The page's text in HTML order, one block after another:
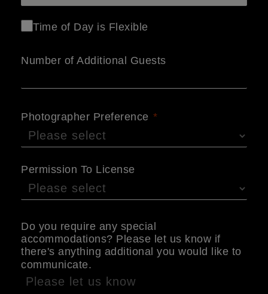
Time of Day is Flexible
Number of Additional Guests
Photographer Preference
Permission To License
Do you require any special
accommodations? Please let us know if
there's anything additional you would like to
communicate.